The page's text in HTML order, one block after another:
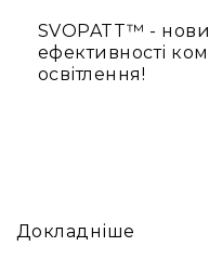
SVOPATT™ -
ефективності
освітлення!
Докладніше